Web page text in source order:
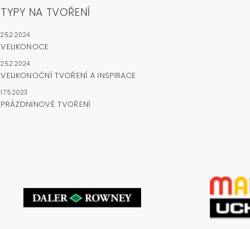
TYPY NA TVOŘENÍ
25.2.2024
VELIKONOCE
25.2.2024
VELIKONOČNÍ TVOŘENÍ A INSPIRACE
17.5.2023
PRÁZDNINOVÉ TVOŘENÍ